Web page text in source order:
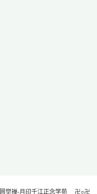
圆觉禅-月印千江正念学苑 卍○卍